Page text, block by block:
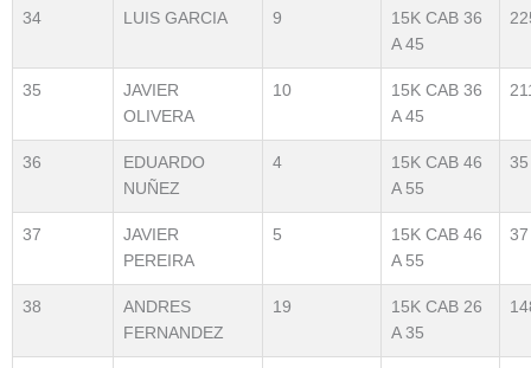
34 LUIS GARCIA 9
15K CAB 36
A 45
35
JAVIER
OLIVERA
10
15K CAB 36
A 45
36
EDUARDO
NUÑEZ
4
15K CAB 46
A 55
35
37
JAVIER
PEREIRA
5
15K CAB 46
A 55
37
38
ANDRES
FERNANDEZ
19
15K CAB 26
A 35